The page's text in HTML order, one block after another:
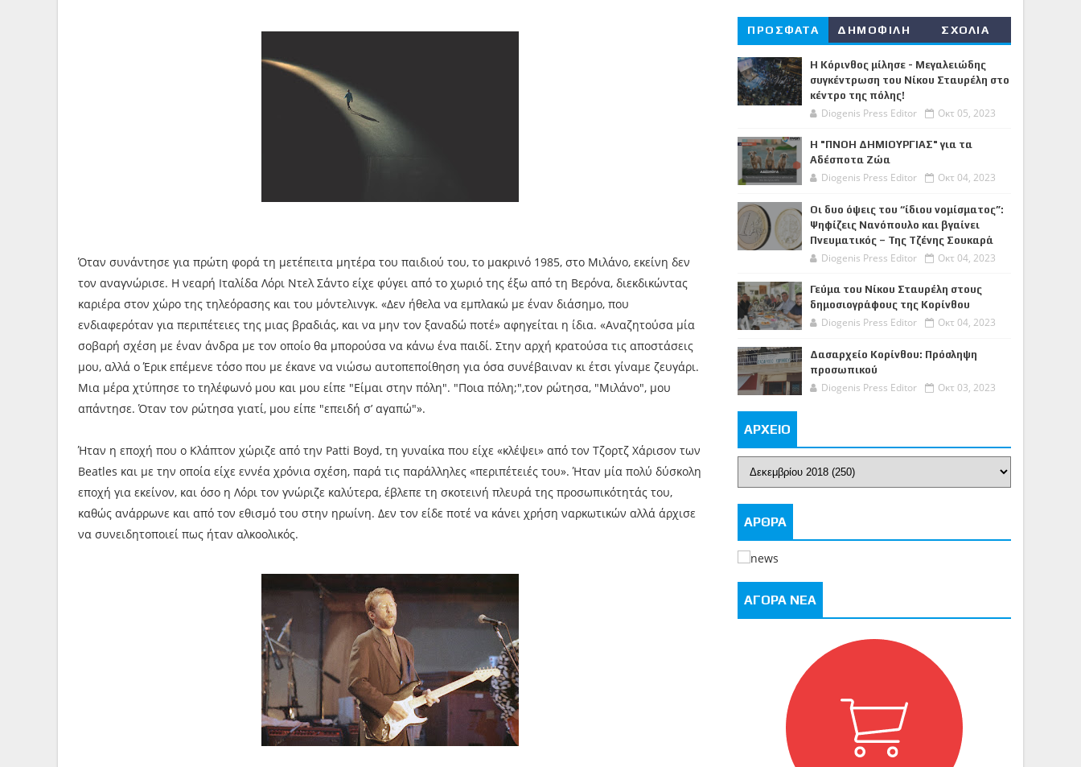
Όταν συνάντησε για πρώτη φορά τη μετέπειτα μητέρα του παιδιού του, το μακρινό 1985, στο Μιλάνο, εκείνη δεν
τον αναγνώρισε. Η νεαρή Ιταλίδα Λόρι Ντελ Σάντο είχε φύγει από το χωριό της έξω από τη Βερόνα, διεκδικώντας
καριέρα στον χώρο της τηλεόρασης και του μόντελινγκ. «Δεν ήθελα να εμπλακώ με έναν διάσημο, που
ενδιαφερόταν για περιπέτειες της μιας βραδιάς, και να μην τον ξαναδώ ποτέ» αφηγείται η ίδια. «Αναζητούσα μία
σοβαρή σχέση με έναν άνδρα με τον οποίο θα μπορούσα να κάνω ένα παιδί. Στην αρχή κρατούσα τις αποστάσεις
μου, αλλά ο Έρικ επέμενε τόσο που με έκανε να νιώσω αυτοπεποίθηση για όσα συνέβαιναν κι έτσι γίναμε ζευγάρι.
Μια μέρα χτύπησε το τηλέφωνό μου και μου είπε "Είμαι στην πόλη". "Ποια πόλη;",τον ρώτησα, "Μιλάνο", μου
απάντησε. Όταν τον ρώτησα γιατί, μου είπε "επειδή σ’ αγαπώ"».
Ήταν η εποχή που ο Κλάπτον χώριζε από την Patti Boyd, τη γυναίκα που είχε «κλέψει» από τον Τζορτζ Χάρισον των
Beatles και με την οποία είχε εννέα χρόνια σχέση, παρά τις παράλληλες «περιπέτειές του». Ήταν μία πολύ δύσκολη
εποχή για εκείνον, και όσο η Λόρι τον γνώριζε καλύτερα, έβλεπε τη σκοτεινή πλευρά της προσωπικότητάς του,
καθώς ανάρρωνε και από τον εθισμό του στην ηρωίνη. Δεν τον είδε ποτέ να κάνει χρήση ναρκωτικών αλλά άρχισε
να συνειδητοποιεί πως ήταν αλκοολικός.
ΠΡΟΣΦΑΤΑ ΔΗΜΟΦΙΛΗ ΣΧΟΛΙΑ
Η Κόρινθος μίλησε - Μεγαλειώδης
συγκέντρωση του Νίκου Σταυρέλη στο
κέντρο της πόλης!
Diogenis Press Editor Οκτ 05, 2023
Η "ΠΝΟΗ ΔΗΜΙΟΥΡΓΙΑΣ" για τα
Αδέσποτα Ζώα
Diogenis Press Editor Οκτ 04, 2023
Οι δυο όψεις του “ίδιου νομίσματος”:
Ψηφίζεις Νανόπουλο και βγαίνει
Πνευματικός – Της Τζένης Σουκαρά
Diogenis Press Editor Οκτ 04, 2023
Γεύμα του Νίκου Σταυρέλη στους
δημοσιογράφους της Κορίνθου
Diogenis Press Editor Οκτ 04, 2023
Δασαρχείο Κορίνθου: Πρόσληψη
προσωπικού
Diogenis Press Editor Οκτ 03, 2023
ΑΡΧΕΙΟ
ΑΡΘΡΑ
ΑΓΟΡΑ ΝΕΑ